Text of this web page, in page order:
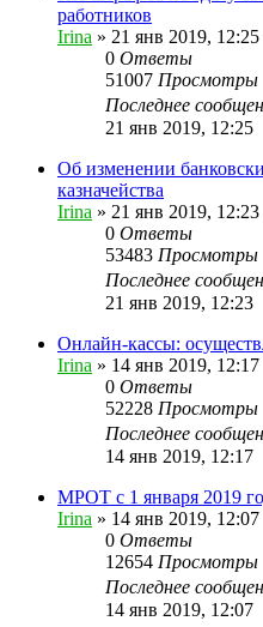
работников
Irina » 21 янв 2019, 12:25
0 Ответы
51007 Просмотры
Последнее
21 янв 2019, 12:25
Об изменении
казначейства
Irina » 21 янв 2019, 12:23
0 Ответы
53483 Просмотры
Последнее
21 янв 2019, 12:23
Онлайн-кассы:
Irina » 14 янв 2019, 12:17
0 Ответы
52228 Просмотры
Последнее
14 янв 2019, 12:17
МРОТ с 1 января 2019
Irina » 14 янв 2019, 12:07
0 Ответы
12654 Просмотры
Последнее
14 янв 2019, 12:07